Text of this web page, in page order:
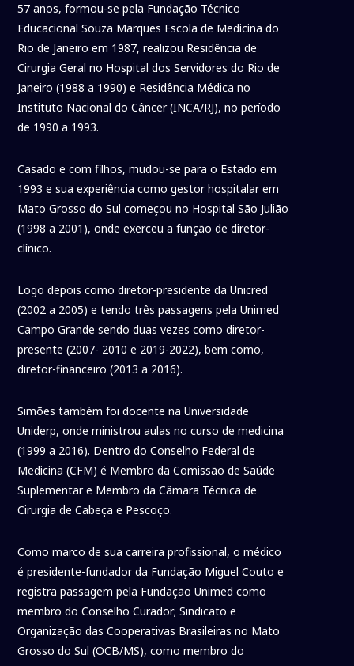
57 anos, formou-se pela Fundação Técnico
Educacional Souza Marques Escola de Medicina do
Rio de Janeiro em 1987, realizou Residência de
Cirurgia Geral no Hospital dos Servidores do Rio de
Janeiro (1988 a 1990) e Residência Médica no
Instituto Nacional do Câncer (INCA/RJ), no período
de 1990 a 1993.
Casado e com filhos, mudou-se para o Estado em
1993 e sua experiência como gestor hospitalar em
Mato Grosso do Sul começou no Hospital São Julião
(1998 a 2001), onde exerceu a função de diretor-
clínico.
Logo depois como diretor-presidente da Unicred
(2002 a 2005) e tendo três passagens pela Unimed
Campo Grande sendo duas vezes como diretor-
presente (2007- 2010 e 2019-2022), bem como,
diretor-financeiro (2013 a 2016).
Simões também foi docente na Universidade
Uniderp, onde ministrou aulas no curso de medicina
(1999 a 2016). Dentro do Conselho Federal de
Medicina (CFM) é Membro da Comissão de Saúde
Suplementar e Membro da Câmara Técnica de
Cirurgia de Cabeça e Pescoço.
Como marco de sua carreira profissional, o médico
é presidente-fundador da Fundação Miguel Couto e
registra passagem pela Fundação Unimed como
membro do Conselho Curador; Sindicato e
Organização das Cooperativas Brasileiras no Mato
Grosso do Sul (OCB/MS), como membro do